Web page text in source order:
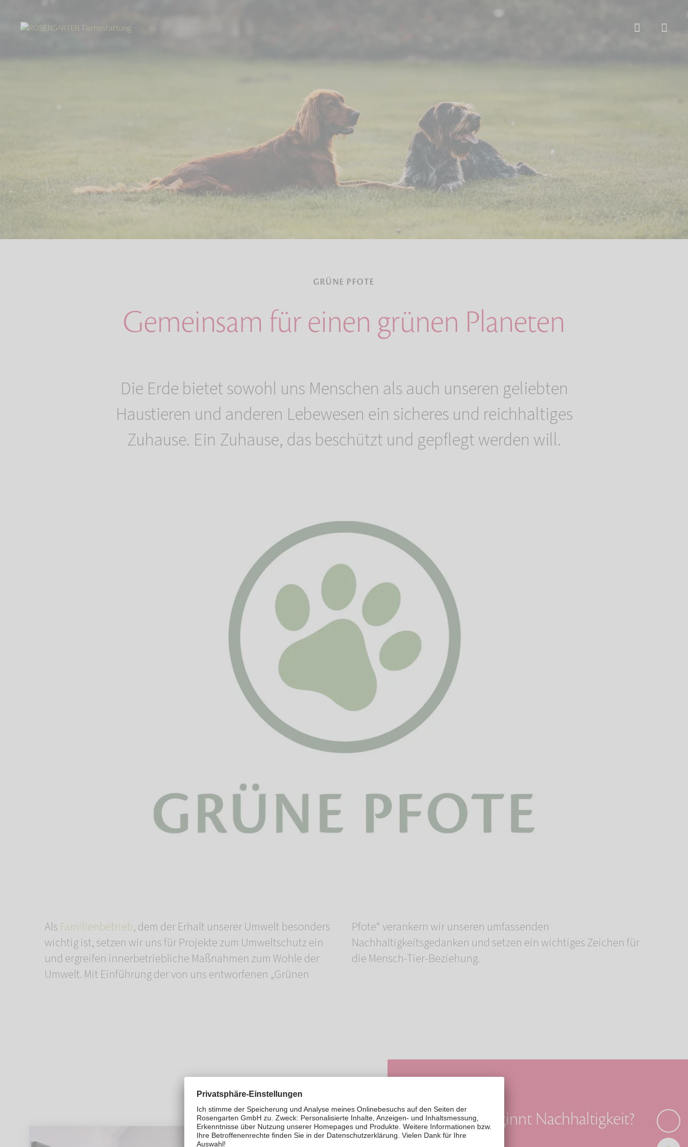
GRÜNE PFOTE
Gemeinsam für einen grünen Planeten
Die Erde bietet sowohl uns Menschen als auch unseren geliebten
Haustieren und anderen Lebewesen ein sicheres und reichhaltiges
Zuhause. Ein Zuhause, das beschützt und gepflegt werden will.
Als Familienbetrieb, dem der Erhalt unserer Umwelt besonders
wichtig ist, setzen wir uns für Projekte zum Umweltschutz ein
und ergreifen innerbetriebliche Maßnahmen zum Wohle der
Umwelt. Mit Einführung der von uns entworfenen „Grünen
Pfote“ verankern wir unseren umfassenden
Nachhaltigkeitsgedanken und setzen ein wichtiges Zeichen für
die Mensch-Tier-Beziehung.
Wo beginnt Nachhaltigkeit?